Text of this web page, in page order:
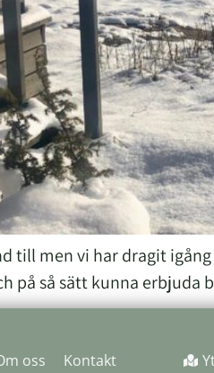
till men vi har dragit
på så sätt kunna erbjuda
oss Kontakt